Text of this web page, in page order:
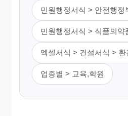
민원행정서식 > 안전행정
민원행정서식 > 식품의약
엑셀서식 > 건설서식 > 환
업종별 > 교육,학원